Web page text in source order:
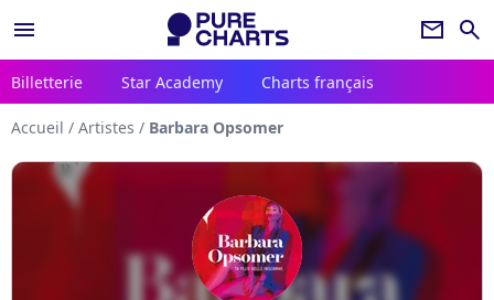
menu newsletter search
Billetterie Star Academy Charts français
Accueil / Artistes / Barbara Opsomer